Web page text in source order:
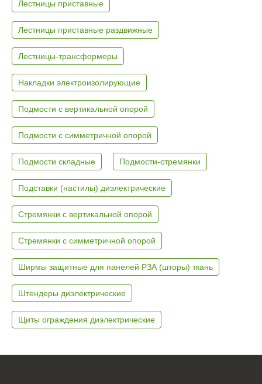
Лестницы приставные
Лестницы приставные раздвижные
Лестницы-трансформеры
Накладки электроизолирующие
Подмости с вертикальной опорой
Подмости с симметричной опорой
Подмости складные Подмости-стремянки
Подставки (настилы) диэлектрические
Стремянки с вертикальной опорой
Стремянки с симметричной опорой
Ширмы защитные для панелей РЗА (шторы) ткань
Штендеры диэлектрические
Щиты ограждения диэлектрические